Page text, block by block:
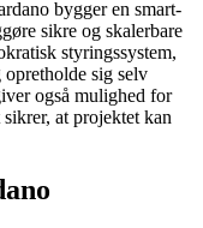
bygger en smart-
sikre og skalerbare
styringssystem,
sig selv
også mulighed for
at projektet kan